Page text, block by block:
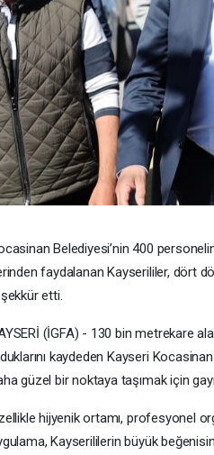
Belediyesi’nin 400
faydalanan Kayserililer, dört
etti.
(İGFA) - 130 bin metrekare
kaydeden Kayseri
güzel bir noktaya taşımak için
hijyenik ortamı, profesyonel
Kayserililerin büyük